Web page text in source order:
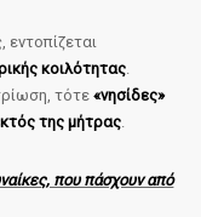
κοιλότητας
τότε«νησίδες»
της μήτρας
που πάσχουν από